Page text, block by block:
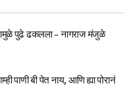
पुढे ढकलला – नागराज मंजुळे
पाणी बी पेत नाय, आणि ह्या पोरानं